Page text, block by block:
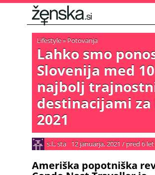
Lifestyle» Potovanja
Lahko smo
Slovenija med 10
najbolj
destinacijami
2021
s.l., sta 12 januarja, 2021 / pred 6 let
Ameriška popotniška